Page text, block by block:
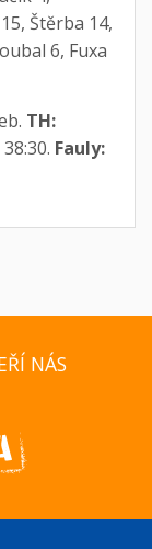
Štěrba 14,
6, Fuxa
TH:
38:30. Fauly:
NÁS